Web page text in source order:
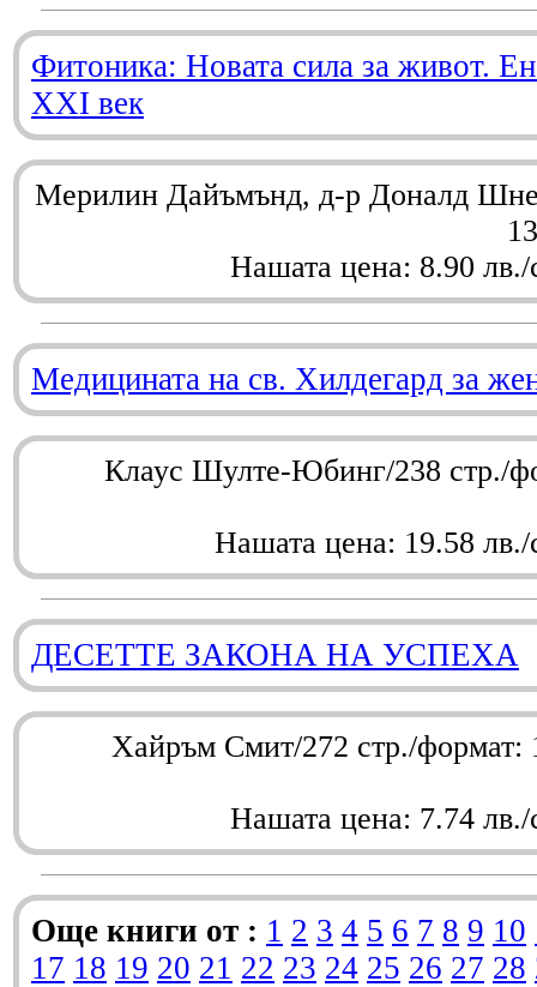
Фитоника: Новата сила за живот.
XXI век
Мерилин Дайъмънд, д-р Доналд
Нашата цена: 8.90 лв./
Медицината на св. Хилдегард за
Клаус Шулте-Юбинг/238 стр./
Нашата цена: 19.58 лв./
ДЕСЕТТЕ ЗАКОНА НА УСПЕХА
Хайръм Смит/272 стр./
Нашата цена: 7.74 лв./
Още книги от : 1 2 3 4 5 6 7 8 9 10
17 18 19 20 21 22 23 24 25 26 27 28